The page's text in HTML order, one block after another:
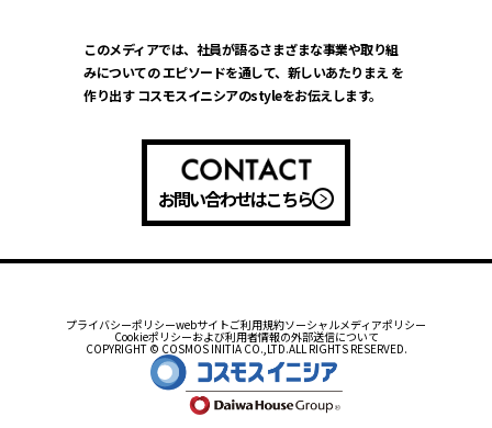
このメディアでは、社員が語るさまざまな事業や取り組
みについてのエピソードを通して、新しいあたりまえ を
作り出す コスモスイニシアのstyleをお伝えします。
お問い合わせはこちら
プライバシーポリシーwebサイトご利用規約ソーシャルメディアポリシー
Cookieポリシーおよび利用者情報の外部送信について
COPYRIGHT © COSMOS INITIA CO.,LTD.ALL RIGHTS RESERVED.